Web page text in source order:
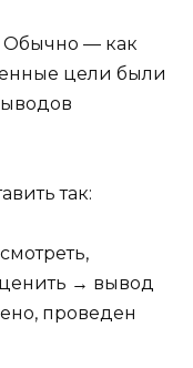
Обычно — как
цели были
так:
→ вывод
проведен